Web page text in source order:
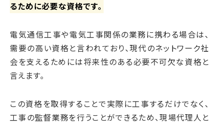
るために必要な資格です。
電気通信工事や電気工事関係の業務に携わる場合は、
需要の高い資格と言われており、現代のネットワーク社
会を支えるためには将来性のある必要不可欠な資格と
言えます。
この資格を取得することで実際に工事するだけでなく、
工事の監督業務を行うことができるため、現場代理人と